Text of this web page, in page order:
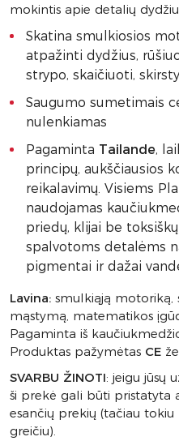
mokintis apie detalių
Skatina smulkiosios
atpažinti dydžius,
strypo, skaičiuoti,
Saugumo sumetimais
nulenkiamas
Pagaminta Tailande,
principų, aukščiausios
reikalavimų. Visiems
naudojamas
priedų, klijai be
spalvotoms detalėms
pigmentai ir dažai
Lavina: smulkiąją motoriką,
mąstymą, matematikos
Pagaminta iš
Produktas pažymėtas CE
SVARBU ŽINOTI: jeigu jūsų
ši prekė gali būti pristatyta
esančių prekių (tačiau
greičiu).